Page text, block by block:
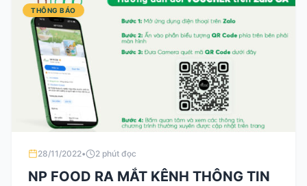
THÔNG BÁO
28/11/2022• 2 phút đọc
NP FOOD RA MẮT KÊNH THÔNG TIN